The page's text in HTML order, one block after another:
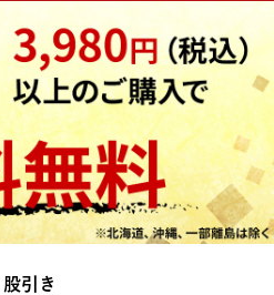
引き